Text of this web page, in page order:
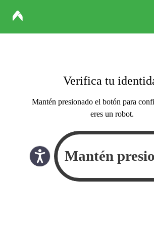
Verifica tu
Mantén presionado el botón para
eres un robot.